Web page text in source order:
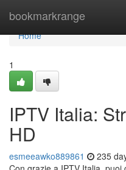
bookmarkrange
Home
Home
1
IPTV Italia:
HD
esmeeawko889861 235